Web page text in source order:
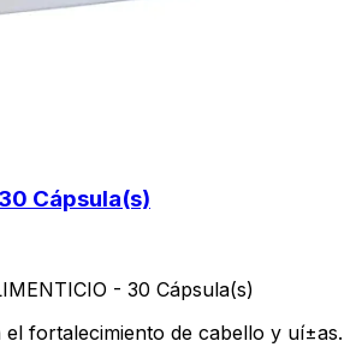
Cápsula(s)
- 30 Cápsula(s)
fortalecimiento de cabello y uí±as.